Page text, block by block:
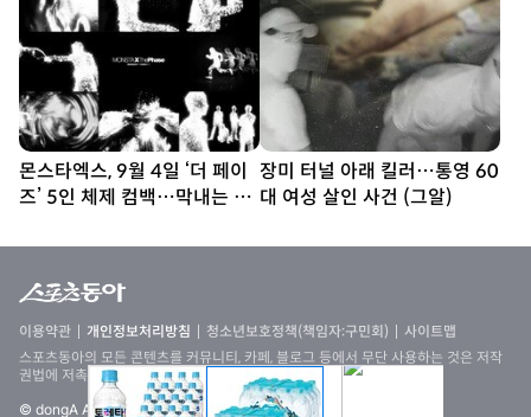
몬스타엑스, 9월 4일 ‘더 페이
즈’ 5인 체제 컴백…막내는 軍
장미 터널 아래 킬러…통영 60
대 여성 살인 사건 (그알)
이용약관 개인정보처리방침 청소년보호정책(책임자:구민회)
사이트맵
스포츠동아의 모든 콘텐츠를 커뮤니티, 카페, 블로그 등에서 무단 사용하는 것은 저작
권법에 저촉되며, 법적 제재를 받을 수 있습니다
© dongA All rights reserved